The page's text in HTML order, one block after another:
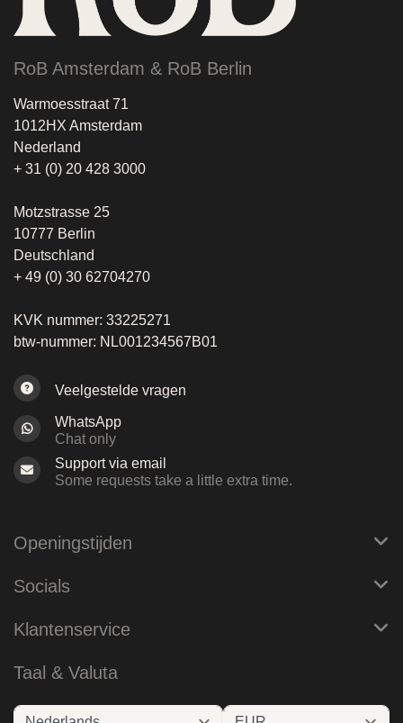
RoB Amsterdam & RoB Berlin
Warmoesstraat 71
1012HX Amsterdam
Nederland
+ 31 (0) 20 428 3000
Motzstrasse 25
10777 Berlin
Deutschland
+ 49 (0) 30 62704270
KVK nummer: 33225271
btw-nummer: NL001234567B01
Veelgestelde vragen
WhatsApp
Chat only
Support via email
Some requests take a little extra time.
Openingstijden
Socials
Klantenservice
Taal & Valuta